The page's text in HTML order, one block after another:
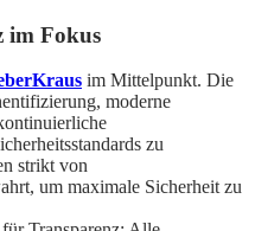
im Fokus
im Mittelpunkt. Die
moderne
zu
strikt von
um maximale Sicherheit zu